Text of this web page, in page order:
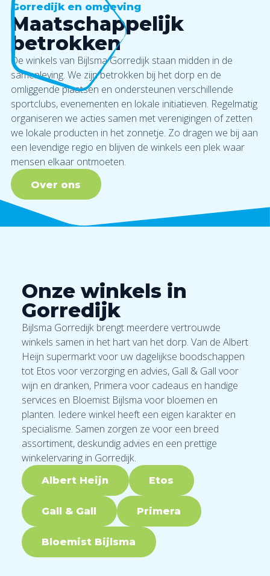
Gorredijk en omgeving
Maatschappelijk
betrokken
De winkels van Bijlsma Gorredijk staan midden in de
samenleving. We zijn betrokken bij het dorp en de
omliggende plaatsen en ondersteunen verschillende
sportclubs, evenementen en lokale initiatieven. Regelmatig
organiseren we acties samen met verenigingen of zetten
we lokale producten in het zonnetje. Zo dragen we bij aan
een levendige regio en blijven de winkels een plek waar
mensen elkaar ontmoeten.
Over ons
Onze winkels in
Gorredijk
Bijlsma Gorredijk brengt meerdere vertrouwde
winkels samen in het hart van het dorp. Van de Albert
Heijn supermarkt voor uw dagelijkse boodschappen
tot Etos voor verzorging en advies, Gall & Gall voor
wijn en dranken, Primera voor cadeaus en handige
services en Bloemist Bijlsma voor bloemen en
planten. Iedere winkel heeft een eigen karakter en
specialisme. Samen zorgen ze voor een breed
assortiment, deskundig advies en een prettige
winkelervaring in Gorredijk.
Albert Heijn Etos
Gall & Gall Primera
Bloemist Bijlsma